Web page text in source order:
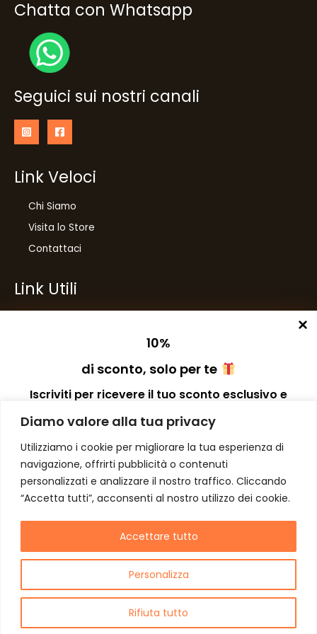
Diamo valore alla tua privacy
Utilizziamo i cookie per migliorare la tua esperienza di
navigazione, offrirti pubblicità o contenuti
personalizzati e analizzare il nostro traffico. Cliccando
“Accetta tutti”, acconsenti al nostro utilizzo dei cookie.
Personalizza
Rifiuta tutto
Accettare tutto
Chatta con Whatsapp
Seguici sui nostri canali
Link Veloci
Chi Siamo
Visita lo Store
Contattaci
Link Utili
Spese di Spedizione
Preferenze dei Cookies
Number One
di Domenico Toccacieli
Via G. Mazzini 5/C
61033 FERMIGNANO PU
C.F. TCCDNC64A31D541L
10%
di sconto, solo per te
Iscriviti per ricevere il tuo sconto esclusivo e
e offerte!
Non inviamo spam! Leggi la nostraInformativa
per avere maggiori informazioni.